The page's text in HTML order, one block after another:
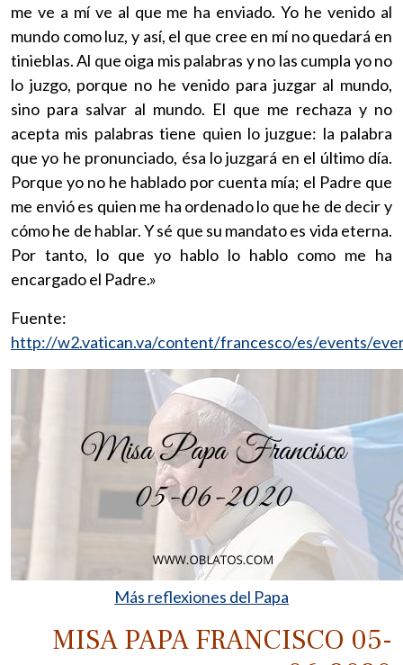
me ve a mí ve al que me ha enviado. Yo he venido al
mundo como luz, y así, el que cree en mí no quedará en
tinieblas. Al que oiga mis palabras y no las cumpla yo no
lo juzgo, porque no he venido para juzgar al mundo,
sino para salvar al mundo. El que me rechaza y no
acepta mis palabras tiene quien lo juzgue: la palabra
que yo he pronunciado, ésa lo juzgará en el último día.
Porque yo no he hablado por cuenta mía; el Padre que
me envió es quien me ha ordenado lo que he de decir y
cómo he de hablar. Y sé que su mandato es vida eterna.
Por tanto, lo que yo hablo lo hablo como me ha
encargado el Padre.»
Fuente:
http://w2.vatican.va/content/francesco/es/events/
Más reflexiones del Papa
MISA PAPA FRANCISCO 05-